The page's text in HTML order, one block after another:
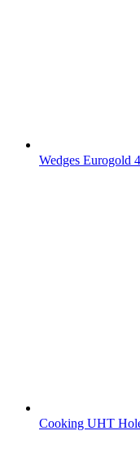
Wedges Eurogold
Cooking UHT